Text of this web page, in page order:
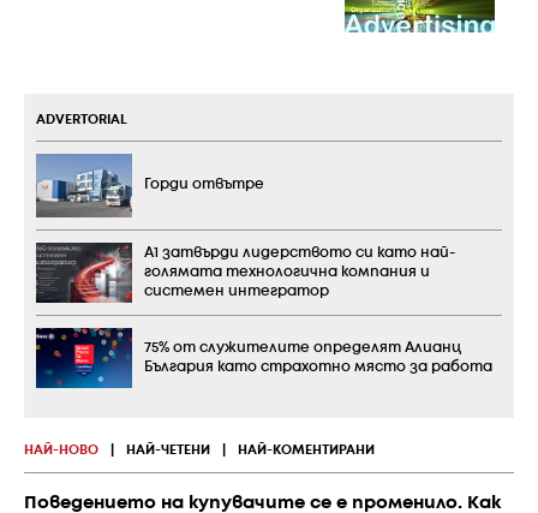
НАЙ-НОВО НАЙ-ЧЕТЕНИ НАЙ-КОМЕНТИРАНИ
Поведението на купувачите се е променило. Как
ADVERTORIAL
Горди отвътре
А1 затвърди лидерството си като най-
голямата технологична компания и
системен интегратор
75% от служителите определят Алианц
България като страхотно място за работа